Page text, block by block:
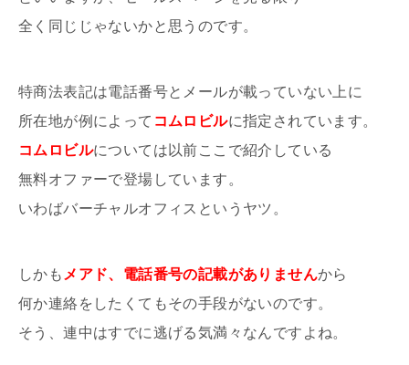
全く同じじゃないかと思うのです。
特商法表記は電話番号とメールが載っていない上に
所在地が例によって コムロビルに指定されています。
コムロビルについては以前ここで紹介している
無料オファーで登場しています。
いわばバーチャルオフィスというヤツ。
しかも メアド、電話番号の記載がありませんから
何か連絡をしたくてもその手段がないのです。
そう、連中はすでに逃げる気満々なんですよね。